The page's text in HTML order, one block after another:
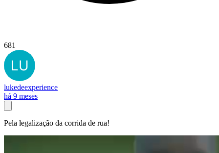
681
lukedeexperience
há 9 meses
Pela legalização da corrida de rua!